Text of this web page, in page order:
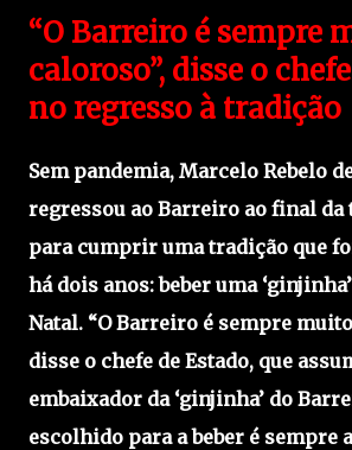
“O Barreiro é sempre
caloroso”, disse o
no regresso à tradição
Sem pandemia, Marcelo Rebelo
regressou ao Barreiro ao final da
para cumprir uma tradição que
há dois anos: beber uma
Natal. “O Barreiro é sempre
disse o chefe de Estado, que
embaixador da ‘ginjinha’ do
escolhido para a beber é sempre